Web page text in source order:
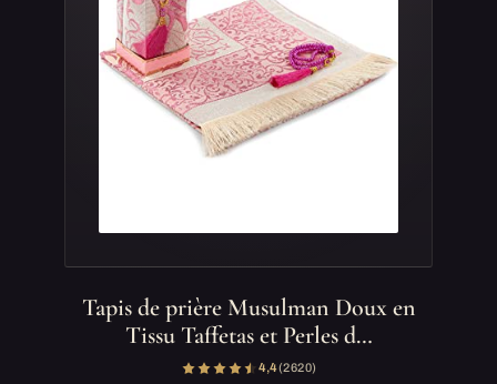
Tapis de prière Musulman Doux en
Tissu Taffetas et Perles d…
4,4(2 620)